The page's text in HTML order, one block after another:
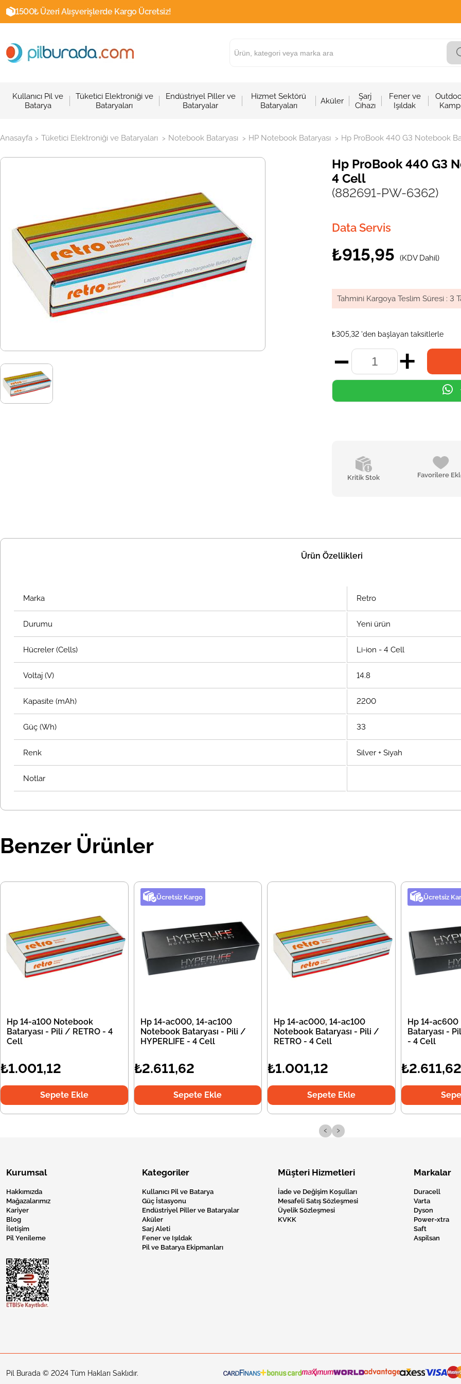
1500₺ Üzeri Alışverişlerde Kargo Ücretsiz!
Kullanıcı Pil ve
Batarya
Tüketici Elektroniği ve
Bataryaları
Endüstriyel Piller ve
Bataryalar
Hizmet Sektörü
Bataryaları
Aküler
Şarj
Cihazı
Fener ve
Işıldak
Kamp
Anasayfa > Tüketici Elektroniği ve Bataryaları > Notebook Bataryası > HP Notebook Bataryası > Hp ProBook 440 G3 Notebook
Hp ProBook 440 G3
4 Cell
(882691-PW-6362)
Data Servis
₺915,95 (KDV Dahil)
Tahmini Kargoya Teslim Süresi : 3
₺305,32 'den başlayan taksitlerle
Kritik Stok Favorilere
Ürün Özellikleri
Marka Retro
Durumu Yeni ürün
Hücreler (Cells) Li-ion - 4 Cell
Voltaj (V) 14.8
Kapasite (mAh) 2200
Güç (Wh) 33
Renk Silver + Siyah
Notlar
Benzer Ürünler
Hp 14-a100 Notebook
Bataryası - Pili / RETRO - 4
Cell
₺1.001,12
Sepete Ekle
Ücretsiz Kargo
Hp 14-ac000, 14-ac100
Notebook Bataryası - Pili /
HYPERLIFE - 4 Cell
₺2.611,62
Sepete Ekle
Hp 14-ac000, 14-ac100
Notebook Bataryası - Pili /
RETRO - 4 Cell
₺1.001,12
Sepete Ekle
Ücretsiz
Hp 14-
Bataryası -
- 4 Cell
₺2.611,62
‹ ›
Kurumsal
Hakkımızda
Mağazalarımız
Kariyer
Blog
İletişim
Pil Yenileme
Kategoriler
Kullanıcı Pil ve Batarya
Güç İstasyonu
Endüstriyel Piller ve Bataryalar
Aküler
Sarj Aleti
Fener ve Işıldak
Pil ve Batarya Ekipmanları
Müşteri Hizmetleri
İade ve Değişim Koşulları
Mesafeli Satış Sözleşmesi
Üyelik Sözleşmesi
KVKK
Markalar
Duracell
Varta
Dyson
Power-xtra
Saft
Aspilsan
Pil Burada © 2024 Tüm Hakları Saklıdır.